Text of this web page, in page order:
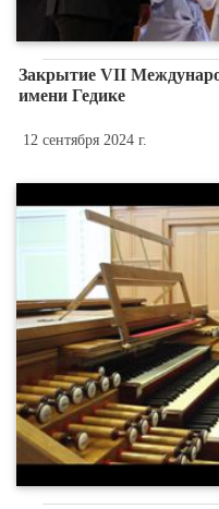
Закрытие VII
имени Гедике
12 сентября 2024 г.